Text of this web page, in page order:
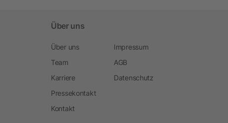
Über uns
Über uns
Team
Karriere
Pressekontakt
Kontakt
Impressum
AGB
Datenschutz